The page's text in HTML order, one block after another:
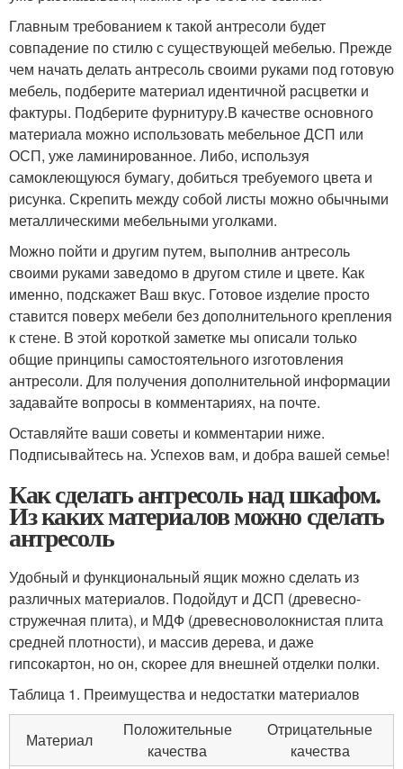
Главным требованием к такой антресоли будет
совпадение по стилю с существующей мебелью. Прежде
чем начать делать антресоль своими руками под готовую
мебель, подберите материал идентичной расцветки и
фактуры. Подберите фурнитуру.В качестве основного
материала можно использовать мебельное ДСП или
ОСП, уже ламинированное. Либо, используя
самоклеющуюся бумагу, добиться требуемого цвета и
рисунка. Скрепить между собой листы можно обычными
металлическими мебельными уголками.
Можно пойти и другим путем, выполнив антресоль
своими руками заведомо в другом стиле и цвете. Как
именно, подскажет Ваш вкус. Готовое изделие просто
ставится поверх мебели без дополнительного крепления
к стене. В этой короткой заметке мы описали только
общие принципы самостоятельного изготовления
антресоли. Для получения дополнительной информации
задавайте вопросы в комментариях, на почте.
Оставляйте ваши советы и комментарии ниже.
Подписывайтесь на. Успехов вам, и добра вашей семье!
Как сделать антресоль над шкафом.
Из каких материалов можно сделать
антресоль
Удобный и функциональный ящик можно сделать из
различных материалов. Подойдут и ДСП (древесно-
стружечная плита), и МДФ (древесноволокнистая плита
средней плотности), и массив дерева, и даже
гипсокартон, но он, скорее для внешней отделки полки.
Таблица 1. Преимущества и недостатки материалов
Материал
Положительные
качества
Отрицательные
качества